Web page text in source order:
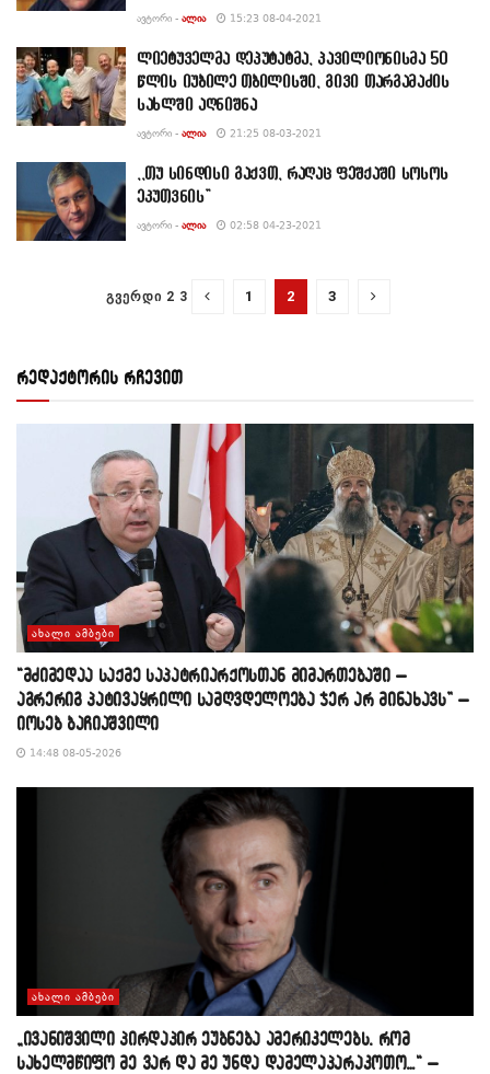
ᲐᲕᲢᲝᲠᲘ - ᲐᲚᲘᲐ 15:23 08-04-2021
ლიეტუველმა დეპუტატმა, პავილიონისმა 50
წლის იუბილე თბილისში, გივი თარგამაძის
სახლში აღნიშნა
ᲐᲕᲢᲝᲠᲘ - ᲐᲚᲘᲐ 21:25 08-03-2021
,,თუ სინდისი გაქვთ, რაღაც ფეშქაში სოსოს
ეკუთვნის”
ᲐᲕᲢᲝᲠᲘ - ᲐᲚᲘᲐ 02:58 04-23-2021
ᲒᲕᲔᲠᲓᲘ 2 3 1 2 3
რედაქტორის რჩევით
ᲐᲮᲐᲚᲘ ᲐᲛᲑᲔᲑᲘ
“მძიმედაა საქმე საპატრიარქოსთან მიმართებაში –
აგრერიგ პატივაყრილი სამღვდელოება ჯერ არ მინახავს” –
იოსებ ბაჩიაშვილი
14:48 08-05-2026
ᲐᲮᲐᲚᲘ ᲐᲛᲑᲔᲑᲘ
„ივანიშვილი პირდაპირ ეუბნება ამერიკელებს, რომ
სახელმწიფო მე ვარ და მე უნდა დამელაპარაკოთო…“ –